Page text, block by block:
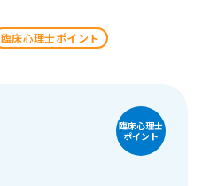
臨床心理士ポイント
臨床心理士
ポイント